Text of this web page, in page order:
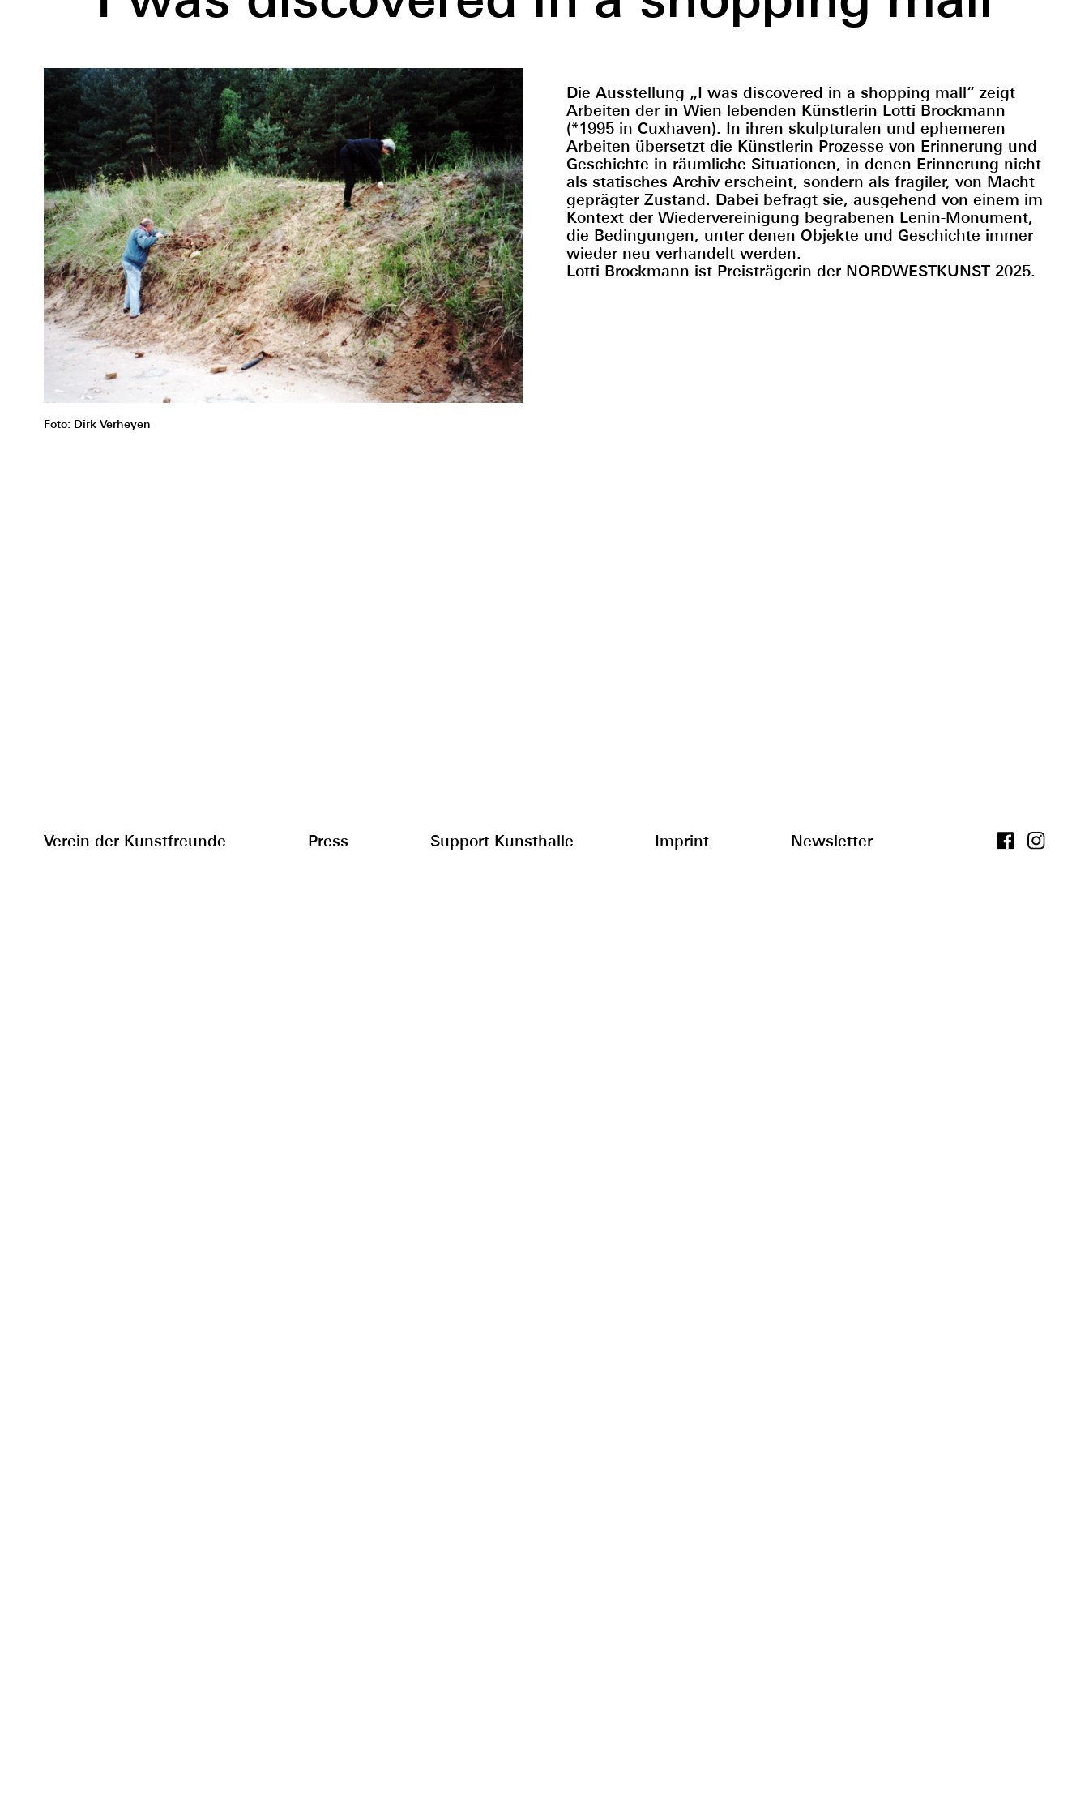
Foto: Dirk Verheyen
Die Ausstellung „I was discovered in a shopping mall“ zeigt
Arbeiten der in Wien lebenden Künstlerin Lotti Brockmann
(*1995 in Cuxhaven). In ihren skulpturalen und ephemeren
Arbeiten übersetzt die Künstlerin Prozesse von Erinnerung und
Geschichte in räumliche Situationen, in denen Erinnerung nicht
als statisches Archiv erscheint, sondern als fragiler, von Macht
geprägter Zustand. Dabei befragt sie, ausgehend von einem im
Kontext der Wiedervereinigung begrabenen Lenin-Monument,
die Bedingungen, unter denen Objekte und Geschichte immer
wieder neu verhandelt werden.
Lotti Brockmann ist Preisträgerin der NORDWESTKUNST 2025.
Verein der Kunstfreunde Press Support Kunsthalle Imprint Newsletter